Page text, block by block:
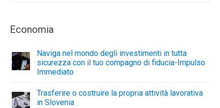
Economia
Naviga nel mondo degli investimenti in tutta
sicurezza con il tuo compagno di fiducia-Impulso
Immediato
Trasferire o costruire la propria attività lavorativa
in Slovenia